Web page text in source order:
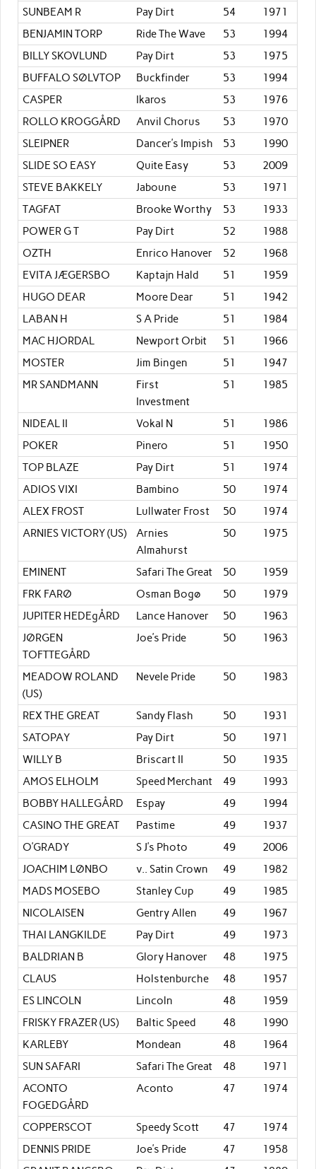
SUNBEAM R Pay Dirt 54
1971
BENJAMIN TORP
Ride The Wave 53
1994
BILLY SKOVLUND
Pay Dirt 53
1975
BUFFALO SØLVTOP
Buckfinder 53
1994
CASPER
Ikaros 53
1976
ROLLO KROGGÅRD
Anvil Chorus 53
1970
SLEIPNER
Dancer’s Impish 53
1990
SLIDE SO EASY
Quite Easy 53
2009
STEVE BAKKELY
Jaboune 53
1971
TAGFAT
Brooke Worthy 53
1933
POWER G T
Pay Dirt 52
1988
OZTH
Enrico Hanover 52
1968
EVITA JÆGERSBO
Kaptajn Hald 51
1959
HUGO DEAR
Moore Dear 51
1942
LABAN H
S A Pride 51
1984
MAC HJORDAL
Newport Orbit 51
1966
MOSTER
Jim Bingen 51
1947
MR SANDMANN
First
Investment
51 1985
NIDEAL II Vokal N 51
1986
POKER
Pinero 51
1950
TOP BLAZE
Pay Dirt 51
1974
ADIOS VIXI
Bambino 50
1974
ALEX FROST
Lullwater Frost 50
1974
ARNIES VICTORY (US)
Arnies
Almahurst
50 1975
EMINENT Safari The Great 50
1959
FRK FARØ
Osman Bogø 50
1979
JUPITER HEDEgÅRD
Lance Hanover 50
1963
JØRGEN
TOFTTEGÅRD
Joe’s Pride 50 1963
MEADOW ROLAND
(US)
Nevele Pride 50 1983
REX THE GREAT Sandy Flash 50
1931
SATOPAY
Pay Dirt 50
1971
WILLY B
Briscart II 50
1935
AMOS ELHOLM
Speed Merchant 49
1993
BOBBY HALLEGÅRD
Espay 49
1994
CASINO THE GREAT
Pastime 49
1937
O’GRADY
S J’s Photo 49
2006
JOACHIM LØNBO
v.. Satin Crown 49
1982
MADS MOSEBO
Stanley Cup 49
1985
NICOLAISEN
Gentry Allen 49
1967
THAI LANGKILDE
Pay Dirt 49
1973
BALDRIAN B
Glory Hanover 48
1975
CLAUS
Holstenburche 48
1957
ES LINCOLN
Lincoln 48
1959
FRISKY FRAZER (US)
Baltic Speed 48
1990
KARLEBY
Mondean 48
1964
SUN SAFARI
Safari The Great 48
1971
ACONTO
FOGEDGÅRD
Aconto 47 1974
COPPERSCOT Speedy Scott 47
1974
DENNIS PRIDE
Joe’s Pride 47
1958